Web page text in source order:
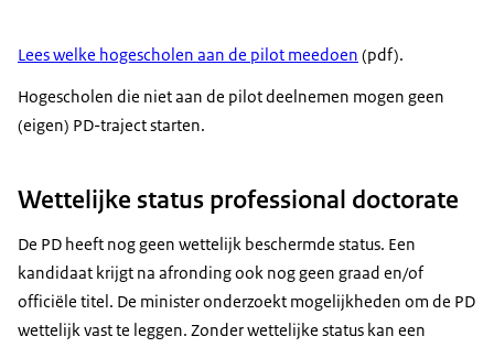
Lees welke hogescholen aan de pilot meedoen (pdf).
Hogescholen die niet aan de pilot deelnemen mogen geen
(eigen) PD-traject starten.
Wettelijke status professional doctorate
De PD heeft nog geen wettelijk beschermde status. Een
kandidaat krijgt na afronding ook nog geen graad en/of
officiële titel. De minister onderzoekt mogelijkheden om de PD
wettelijk vast te leggen. Zonder wettelijke status kan een